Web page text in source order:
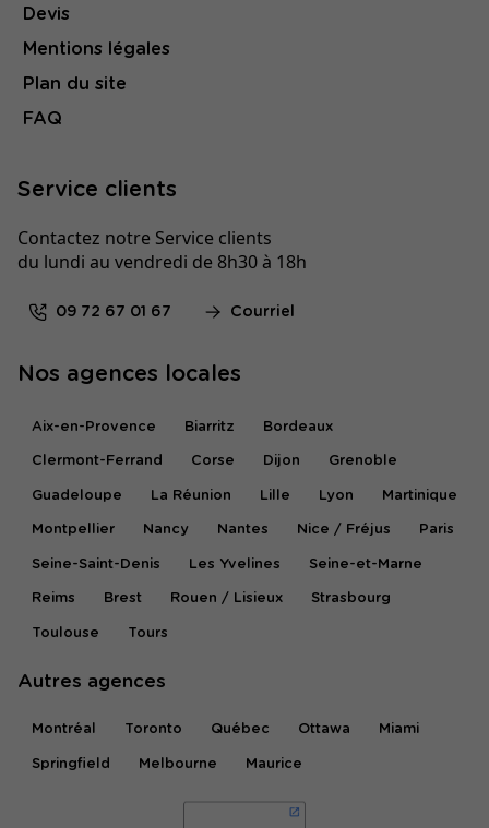
Devis
Mentions légales
Plan du site
FAQ
Service clients
Contactez notre Service clients
du lundi au vendredi de 8h30 à 18h
09 72 67 01 67 Courriel
Nos agences locales
Aix-en-Provence Biarritz Bordeaux
Clermont-Ferrand Corse Dijon Grenoble
Guadeloupe La Réunion Lille Lyon Martinique
Montpellier Nancy Nantes Nice / Fréjus Paris
Seine-Saint-Denis Les Yvelines Seine-et-Marne
Reims Brest Rouen / Lisieux Strasbourg
Toulouse Tours
Autres agences
Montréal Toronto Québec Ottawa Miami
Springfield Melbourne Maurice